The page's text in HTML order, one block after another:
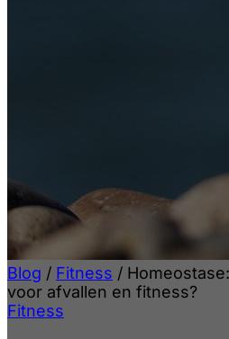
Blog / Fitness /
voor afvallen en fitness?
Fitness